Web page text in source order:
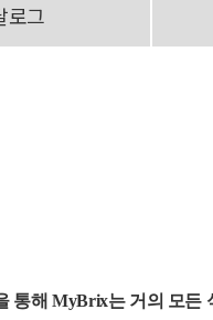
로그
통해 MyBrix는 거의 모